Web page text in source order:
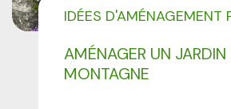
AMÉNAGER UN JARDIN
MONTAGNE
IDÉES D'AMÉNAGEMENT